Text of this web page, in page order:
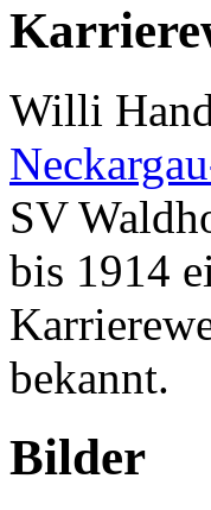
Willi
SV
bis 1914
bekannt.
Bilder